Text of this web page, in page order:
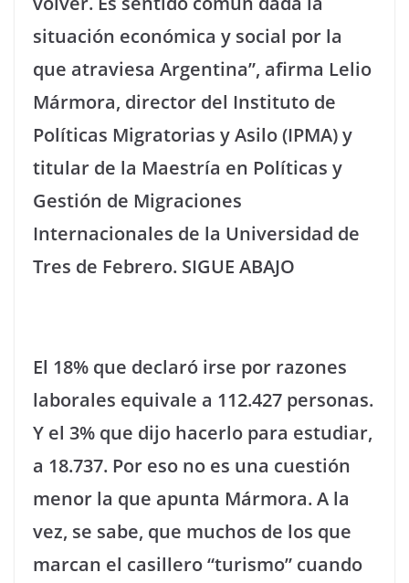
situación económica y social por la
que atraviesa Argentina”, afirma Lelio
Mármora, director del Instituto de
Políticas Migratorias y Asilo (IPMA) y
titular de la Maestría en Políticas y
Gestión de Migraciones
Internacionales de la Universidad de
Tres de Febrero. SIGUE ABAJO
El 18% que declaró irse por razones
laborales equivale a 112.427 personas.
Y el 3% que dijo hacerlo para estudiar,
a 18.737. Por eso no es una cuestión
menor la que apunta Mármora. A la
vez, se sabe, que muchos de los que
marcan el casillero “turismo” cuando